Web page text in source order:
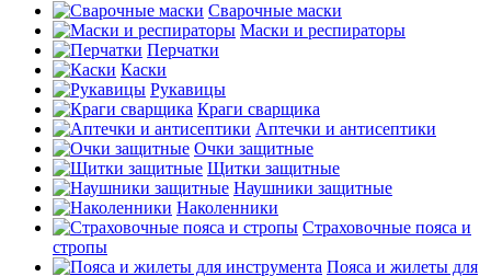
Сварочные маски
Маски и респираторы
Перчатки
Каски
Рукавицы
Краги сварщика
Аптечки и антисептики
Очки защитные
Щитки защитные
Наушники защитные
Наколенники
Страховочные пояса и
стропы
Пояса и жилеты для